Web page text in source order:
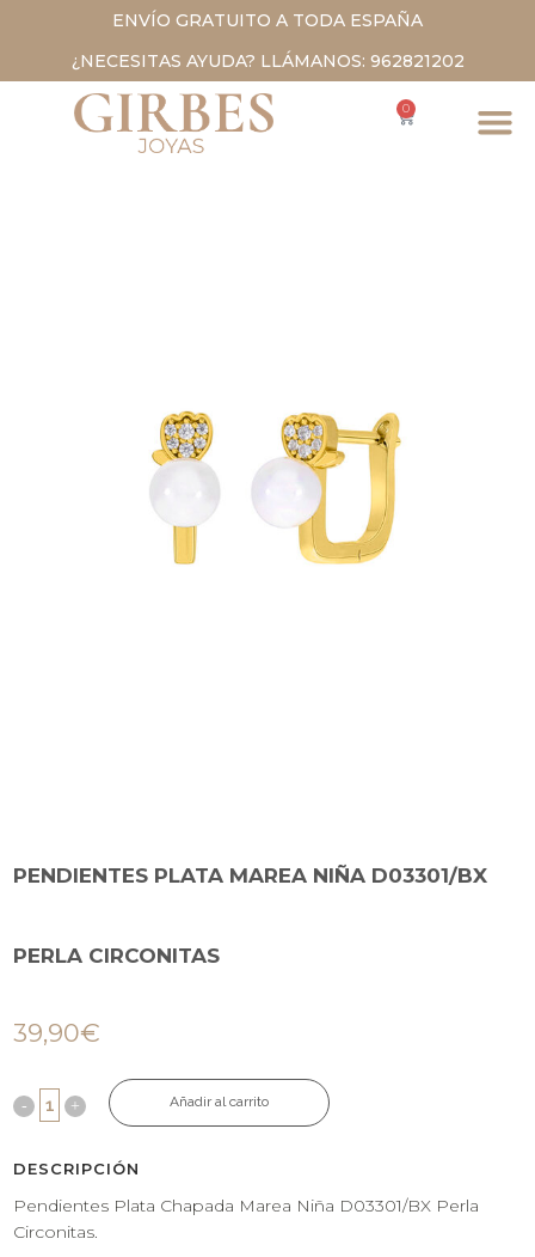
ENVÍO GRATUITO A TODA ESPAÑA
¿NECESITAS AYUDA? LLÁMANOS: 962821202
0
PENDIENTES PLATA MAREA NIÑA D03301/BX
PERLA CIRCONITAS
39,90€
Añadir al carrito
DESCRIPCIÓN
Pendientes Plata Chapada Marea Niña D03301/BX Perla
Circonitas.